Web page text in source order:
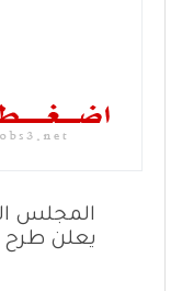
المجلس
يعلن طرح